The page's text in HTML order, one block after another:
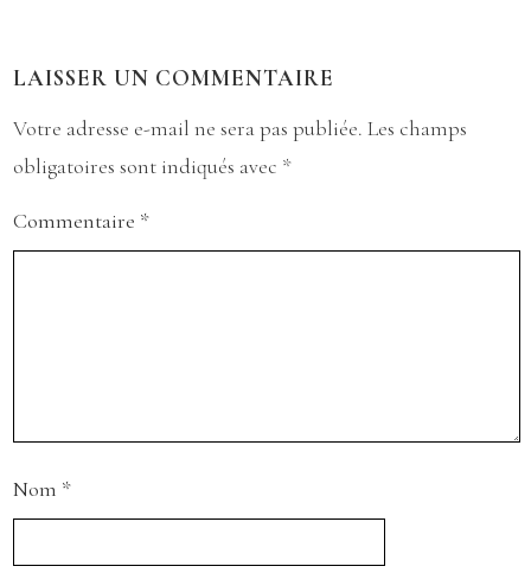
LAISSER UN COMMENTAIRE
Votre adresse e-mail ne sera pas publiée. Les champs
obligatoires sont indiqués avec *
Commentaire *
Nom *